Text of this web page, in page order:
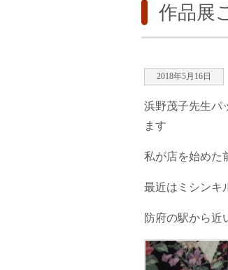
作品展
2018年5月16日
浜野茂子先生パ
ます
私が店を始めた
最近はミシンキ
防府の駅から近